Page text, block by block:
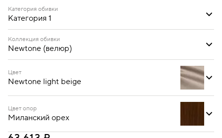
Категория обивки
Категория 1
Коллекция обивки
Newtone (велюр)
Цвет
Newtone light beige
Newtone antracite Newtone azure Newtone kiwi
Цвет опор
Миланский орех